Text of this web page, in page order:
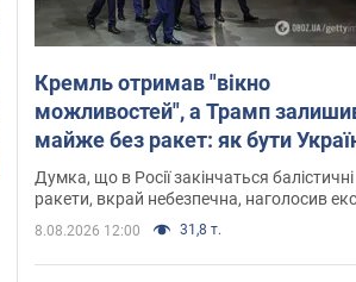
Кремль отримав "вікно
можливостей", а Трамп
майже без ракет: як бути
Інтерв’ю з Мельником
Думка, що в Росії закінчаться балістичні
ракети, вкрай небезпечна, наголосив
8.08.2026 12:00 31,8 т.